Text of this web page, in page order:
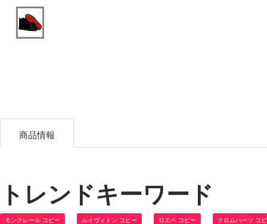
商品情報
トレンドキーワード
モンクレール コピー ルイヴィトン コピー ロエベ コピー クロムハーツ コ